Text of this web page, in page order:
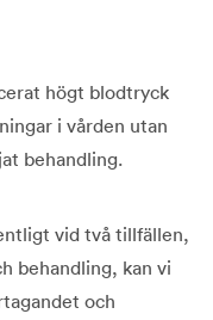
högt blodtryck
i vården utan
behandling.
vid två tillfällen,
behandling, kan vi
och